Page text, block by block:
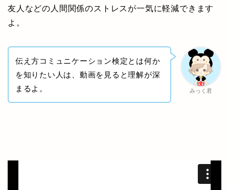
友人などの人間関係のストレスが一気に軽減できます
よ。
みっく君
伝え方コミュニケーション検定とは何か
を知りたい人は、動画を見ると理解が深
まるよ。